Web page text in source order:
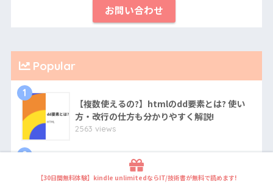
お問い合わせ
Popular
1
【複数使えるの?】htmlのdd要素とは? 使い
方・改行の仕方も分かりやすく解説!
2563 views
2
【無料体験あり】Dockerがデプロイできるお
すすめのレンタルサーバー/VPSを比較
【30日間無料体験】kindle unlimitedならIT/技術書が無料で読めます!